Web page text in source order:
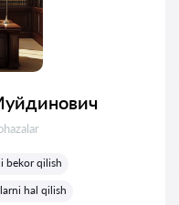
bekor qilish
hal qilish